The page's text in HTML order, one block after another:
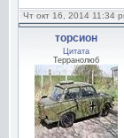
Чт окт 16, 2014 11:34
торсион
Цитата
Терранолюб